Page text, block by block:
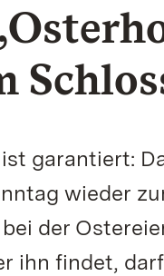
garantiert:
wieder
der
ihn findet,